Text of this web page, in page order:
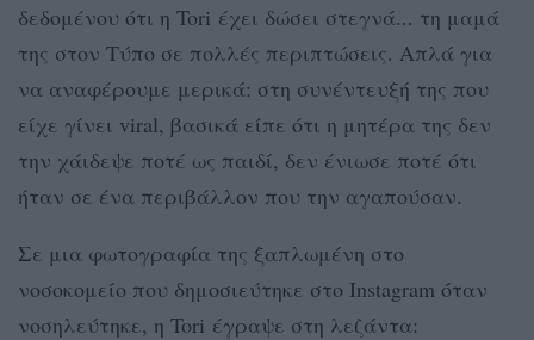
δεδομένου ότι η Tori έχει δώσει στεγνά... τη μαμά
της στον Τύπο σε πολλές περιπτώσεις. Απλά για
να αναφέρουμε μερικά: στη συνέντευξή της που
είχε γίνει viral, βασικά είπε ότι η μητέρα της δεν
την χάιδεψε ποτέ ως παιδί, δεν ένιωσε ποτέ ότι
ήταν σε ένα περιβάλλον που την αγαπούσαν.
Σε μια φωτογραφία της ξαπλωμένη στο
νοσοκομείο που δημοσιεύτηκε στο Instagram όταν
νοσηλεύτηκε, η Tori έγραψε στη λεζάντα: